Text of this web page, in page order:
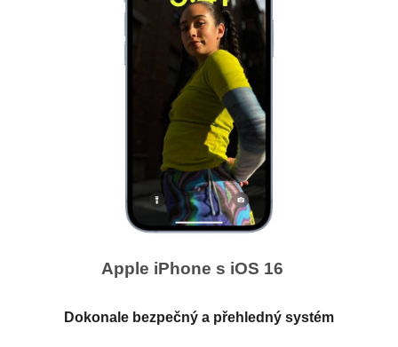
Apple iPhone s iOS 16
Dokonale bezpečný a přehledný systém